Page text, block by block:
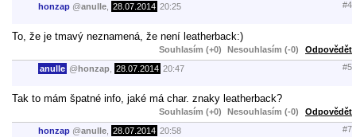
honzap @anulle 28.07.2014 20:25 #4
To, že je tmavý neznamená, že není leatherback:)
Souhlasím (+0) Nesouhlasím (-0) Odpovědět
anulle @ honzap 28.07.2014 20:47 #5
Tak to mám špatné info, jaké má char. znaky leatherback?
Souhlasím (+0) Nesouhlasím (-0) Odpovědět
honzap @anulle 28.07.2014 20:58 #7